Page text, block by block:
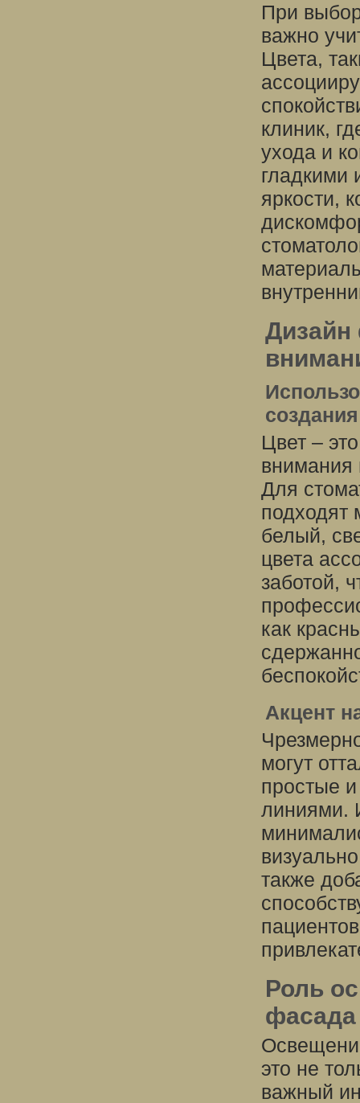
При
важно
Цвета,
клиник,
ухода и
гладкими
яркости,
Дизайн
Цвет –
внимания
Для
подходят
белый,
цвета
заботой,
как
Акцент
могут
простые
линиями.
также
Роль
фасада
это не
важный